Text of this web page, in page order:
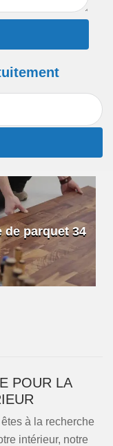
de parquet 34
POUR LA
à la recherche
intérieur, notre